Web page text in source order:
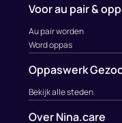
Voor au pair &
Au pair worden
Word oppas
Oppaswerk
Bekijk alle steden
Over Nina.care